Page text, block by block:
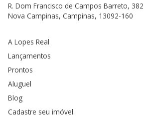
R. Dom Francisco de Campos Barreto, 382
Nova Campinas, Campinas, 13092-160
A Lopes Real
Lançamentos
Prontos
Aluguel
Blog
Cadastre seu imóvel